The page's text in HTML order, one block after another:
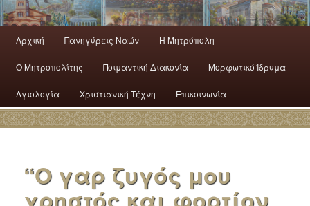
Αρχική Πανηγύρεις Ναών H Mητρόπολη
Ο Mητροπολίτης Ποιμαντική Διακονία Μορφωτικό Ίδρυμα
Αγιολογία Χριστιανική Τέχνη Επικοινωνία
“Ο γαρ ζυγός μου
χρηστός και φορτίον